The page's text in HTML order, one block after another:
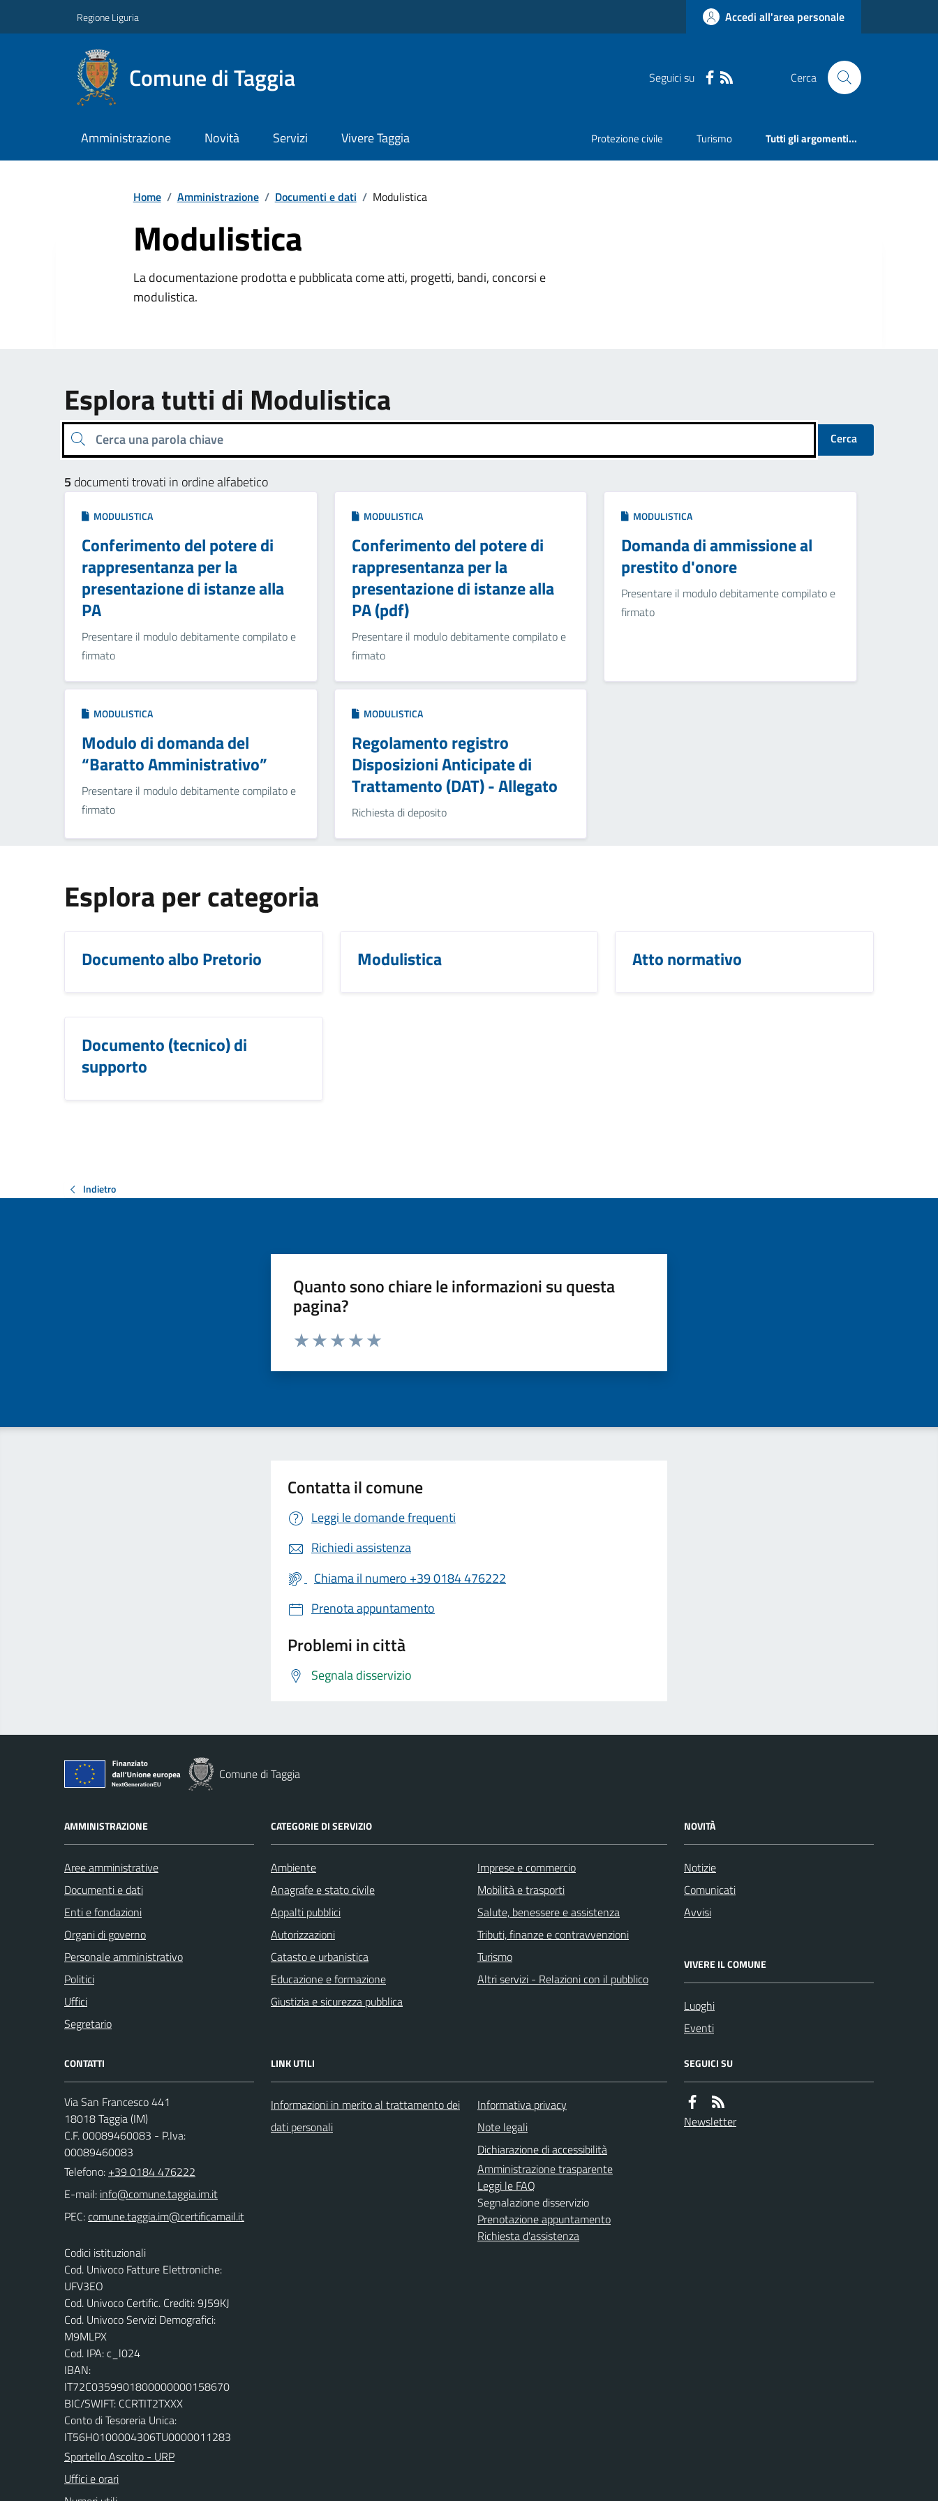
Regione Liguria Accedi all'area personale
Comune di Taggia Seguici su Cerca
Amministrazione Novità Servizi Vivere Taggia Protezione civile Turismo Tutti gli argomenti...
Home / Amministrazione / Documenti e dati / Modulistica
Modulistica
La documentazione prodotta e pubblicata come atti, progetti, bandi, concorsi e
modulistica.
Esplora tutti di Modulistica
Cerca una parola chiave Cerca
5 documenti trovati in ordine alfabetico
MODULISTICA
Conferimento del potere di
rappresentanza per la
presentazione di istanze alla
PA
Presentare il modulo debitamente compilato e
firmato
MODULISTICA
Conferimento del potere di
rappresentanza per la
presentazione di istanze alla
PA (pdf)
Presentare il modulo debitamente compilato e
firmato
MODULISTICA
Domanda di ammissione al
prestito d'onore
Presentare il modulo debitamente compilato e
firmato
MODULISTICA
Modulo di domanda del
“Baratto Amministrativo”
Presentare il modulo debitamente compilato e
firmato
MODULISTICA
Regolamento registro
Disposizioni Anticipate di
Trattamento (DAT) - Allegato
Richiesta di deposito
Esplora per categoria
Documento albo Pretorio Modulistica Atto normativo
Documento (tecnico) di
supporto
Indietro
Quanto sono chiare le informazioni su questa
pagina?
Valuta da 1 a 5 stelle la pagina
Contatta il comune
Leggi le domande frequenti
Richiedi assistenza
Chiama il numero +39 0184 476222
Prenota appuntamento
Problemi in città
Segnala disservizio
Comune di Taggia
AMMINISTRAZIONE
Aree amministrative
Documenti e dati
Enti e fondazioni
Organi di governo
Personale amministrativo
Politici
Uffici
Segretario
CATEGORIE DI SERVIZIO
Ambiente
Anagrafe e stato civile
Appalti pubblici
Autorizzazioni
Catasto e urbanistica
Educazione e formazione
Giustizia e sicurezza pubblica
Imprese e commercio
Mobilità e trasporti
Salute, benessere e assistenza
Tributi, finanze e contravvenzioni
Turismo
Altri servizi - Relazioni con il pubblico
NOVITÀ
Notizie
Comunicati
Avvisi
VIVERE IL COMUNE
Luoghi
Eventi
CONTATTI
Via San Francesco 441
18018 Taggia (IM)
C.F. 00089460083 - P.Iva:
00089460083
Telefono: +39 0184 476222
E-mail:
PEC:
Codici istituzionali
Cod. Univoco Fatture Elettroniche:
UFV3EO
Cod. Univoco Certific. Crediti: 9J59KJ
Cod. Univoco Servizi Demografici:
M9MLPX
Cod. IPA: c_l024
IBAN:
IT72C0359901800000000158670
BIC/SWIFT: CCRTIT2TXXX
Conto di Tesoreria Unica:
IT56H0100004306TU0000011283
Sportello Ascolto - URP
Uffici e orari
LINK UTILI
Informazioni in merito al trattamento dei
dati personali
Informativa privacy
Note legali
Dichiarazione di accessibilità
Amministrazione trasparente
Leggi le FAQ
Segnalazione disservizio
Prenotazione appuntamento
Richiesta d'assistenza
SEGUICI SU
Newsletter